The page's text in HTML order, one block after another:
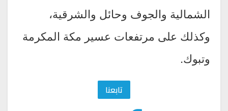
الشمالية والجوف وحائل والشرقية،
وكذلك على مرتفعات عسير مكة المكرمة
وتبوك.
تابعنا